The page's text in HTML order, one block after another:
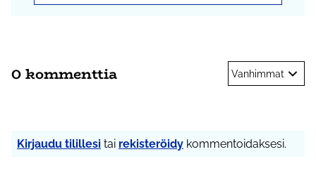
0 kommenttia Vanhimmat
Kirjaudu tilillesi tai rekisteröidy kommentoidaksesi.